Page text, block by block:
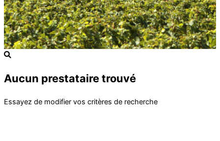
Aucun prestataire trouvé
Essayez de modifier vos critères de recherche